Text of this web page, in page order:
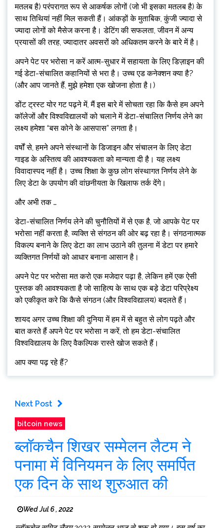
मतलब है) परंपरागत रूप से आकर्षक लोगों (जो भी इसका मतलब है) के
साथ तिथियां नहीं मिल सकती हैं। आंकड़ों के मुताबिक, कुंजी ज्यादा से
ज्यादा लोगों को मैसेज करना है। डेटिंग की सफलता, जीवन में अन्य
प्रयासों की तरह, ज्यादातर अवसरों को अधिकतम करने के बारे में है।
अपने पेट पर भरोसा न करें आत्म-सुधार में सहायता के लिए डिज़ाइन की
गई डेटा-संचालित कहानियों से भरा है। उच्च एड कनेक्शन क्या है?
(और आप जानते हैं, मुझे हमेशा एक खोजना होता है।)
डोंट ट्रस्ट योर गट पढ़ने में, मैं इस बारे में सोचता रहा कि कैसे हम अपने
कॉलेजों और विश्वविद्यालयों को चलाने में डेटा-संचालित निर्णय लेने का
लक्ष्य हमेशा “बस कोने के आसपास” लगता है।
वर्षों से, हमने अपने संस्थानों के डिजाइन और संचालन के लिए डेटा
गाइड के अस्तित्व की आवश्यकता को मान्यता दी है। यह लक्ष्य
विवादास्पद नहीं है। उच्च शिक्षा के कुछ लोग संस्थागत निर्णय लेने के
लिए डेटा के उपयोग की वांछनीयता के खिलाफ तर्क देंगे।
और अभी तक …
डेटा-संचालित निर्णय लेने की चुनौतियों में से एक है, जो आपके पेट पर
भरोसा नहीं करता है, व्यक्ति से संगठन की ओर बढ़ रहा है। संगठनात्मक
विकल्प बनाने के लिए डेटा का लाभ उठाने की तुलना में डेटा पर हमारे
व्यक्तिगत निर्णयों को आधार बनाना आसान है।
अपने पेट पर भरोसा मत करो एक मजेदार पढ़ा है, लेकिन हमें एक ऐसी
पुस्तक की आवश्यकता है जो साहित्य के साथ एक बड़े डेटा परिप्रेक्ष्य
को एकीकृत करे कि कैसे संगठन (और विश्वविद्यालय) बदलते हैं।
शायद अगर उच्च शिक्षा की दुनिया में हम में से बहुत से लोग पढ़ते और
बात करते हैं अपने पेट पर भरोसा न करें, तो हम डेटा-संचालित
विश्वविद्यालय के लिए वैकल्पिक रास्ते खोज सकते हैं।
आप क्या पढ़ रहे हैं?
Next Post
bitcoin news
ब्लॉकचैन शिखर सम्मेलन लैटम ने
पनामा में विनियमन के लिए समर्पित
एक दिन के साथ शुरुआत की
Wed Jul 6 , 2022